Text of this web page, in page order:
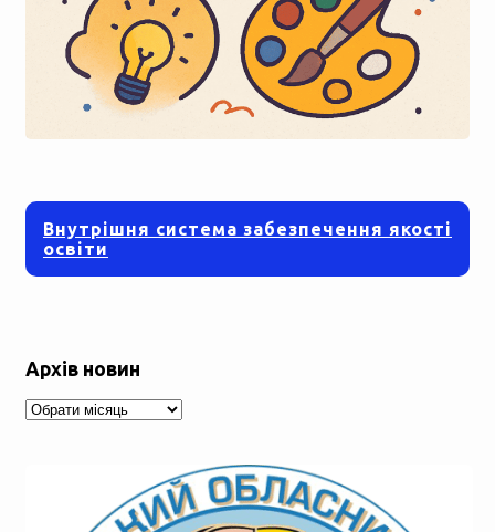
Внутрішня система забезпечення якості
освіти
Архів новин
Архів
новин